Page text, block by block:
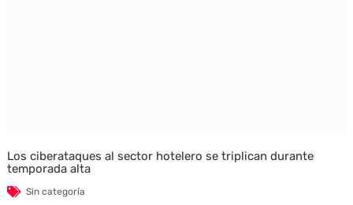
Los ciberataques al sector hotelero se triplican durante
temporada alta
Sin categoría